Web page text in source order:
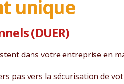
unique
(DUER)
dans votre entreprise en
pas vers la sécurisation de